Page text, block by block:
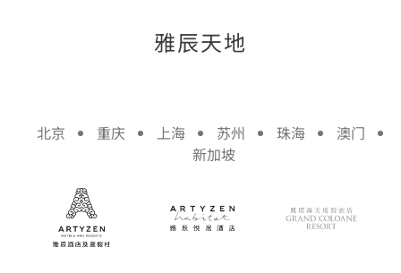
雅辰天地
北京 重庆 上海 苏州 珠海
澳门
新加坡